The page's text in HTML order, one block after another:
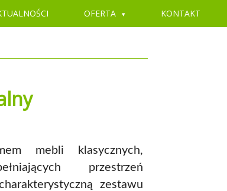
OFERTA KONTAKT
mebli klasycznych,
przestrzeń
zestawu